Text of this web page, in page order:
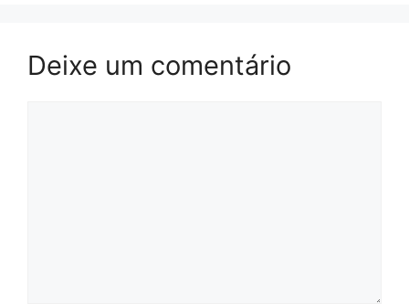
Deixe um comentário